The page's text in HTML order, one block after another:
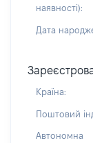
наявності):
Дата
Країна:
Поштовий
Автономна